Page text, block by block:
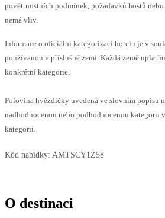
povětrnostních podmínek, požadavků hostů
nemá vliv.
Informace o oficiální kategorizaci hotelu je v
používanou v příslušné zemi. Každá země
konkrétní kategorie.
Polovina hvězdičky uvedená ve slovním popisu
nadhodnocenou nebo podhodnocenou kategorii
kategorií.
Kód nabídky: AMTSCY1Z58
O destinaci